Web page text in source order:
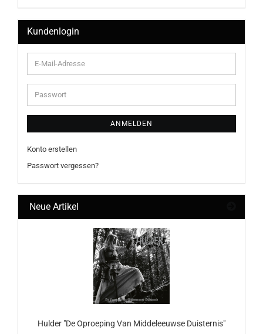
Kundenlogin
E-
Mail-
Adresse
Passwort
ANMELDEN
Konto erstellen
Passwort vergessen?
Neue Artikel
Hulder "De Oproeping Van Middeleeuwse Duisternis"